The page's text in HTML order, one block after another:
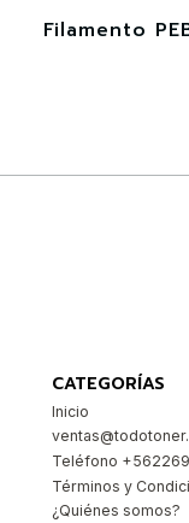
Filamento
CATEGORÍAS
Inicio
Teléfono
Términos y
¿Quiénes somos?